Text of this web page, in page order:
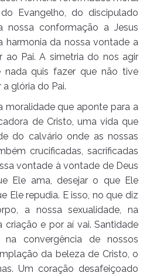
Evangelho, do discipulado
nossa conformação a Jesus
harmonia da nossa vontade a
ao Pai. A simetria do nos agir
quis fazer que não tive
glória do Pai.
moralidade que aponte para a
de Cristo, uma vida que
do calvário onde as nossas
crucificadas, sacrificadas
vontade à vontade de Deus
Ele ama, desejar o que Ele
Ele repudia. E isso, no que diz
a nossa sexualidade, na
e por aí vai. Santidade
convergência de nossos
da beleza de Cristo, o
Um coração desafeiçoado